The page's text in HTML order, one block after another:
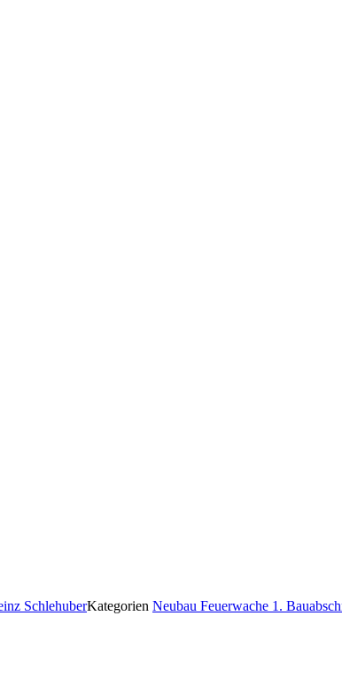
SchlehuberKategorien Neubau Feuerwache 1.